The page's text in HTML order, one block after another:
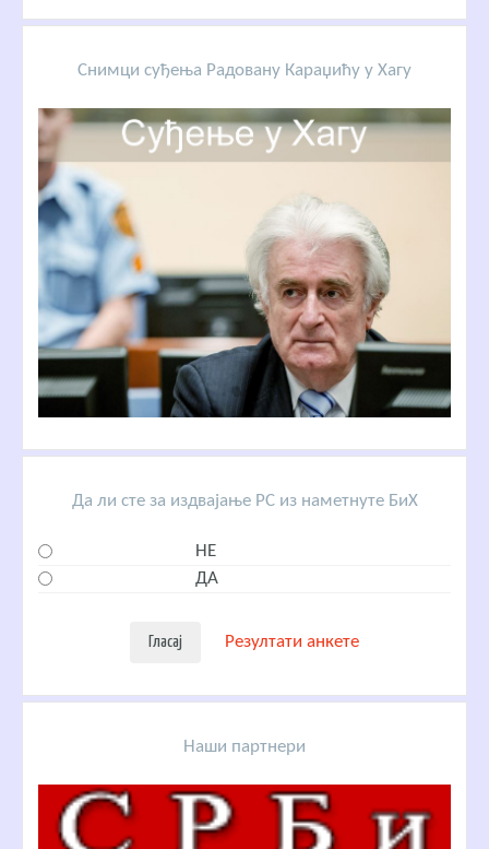
Снимци суђења Радовану Караџићу у Хагу
Да ли сте за издвајање РС из наметнуте БиХ
НЕ
ДА
Резултати анкете
Наши партнери